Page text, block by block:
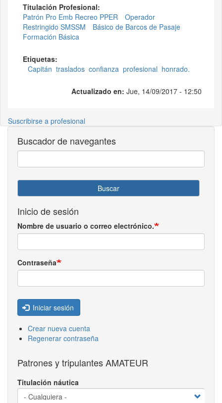
Titulación Profesional:
Patrón Pro Emb Recreo PPER
Operador
Restringido SMSSM
Básico de Barcos de Pasaje
Formación Básica
Etiquetas:
Capitán traslados confianza profesional honrado.
Actualizado en: Jue, 14/09/2017 - 12:50
Suscribirse a profesional
Buscador de navegantes
Buscar
Inicio de sesión
Nombre de usuario o correo electrónico.
Contraseña
Iniciar sesión
Crear nueva cuenta
Regenerar contraseña
Patrones y tripulantes AMATEUR
Titulación náutica